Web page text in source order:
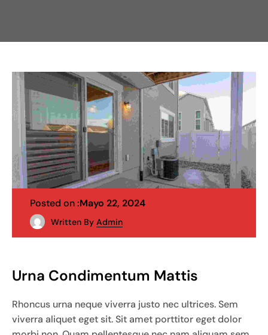
Posted on :Mayo 22, 2024
Written By Admin
Urna Condimentum Mattis
Rhoncus urna neque viverra justo nec ultrices. Sem
viverra aliquet eget sit. Sit amet porttitor eget dolor